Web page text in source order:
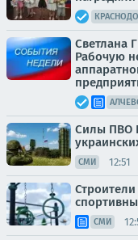
Светлана
Рабочую
Силы ПВО
СМИ 12:51
СМИ